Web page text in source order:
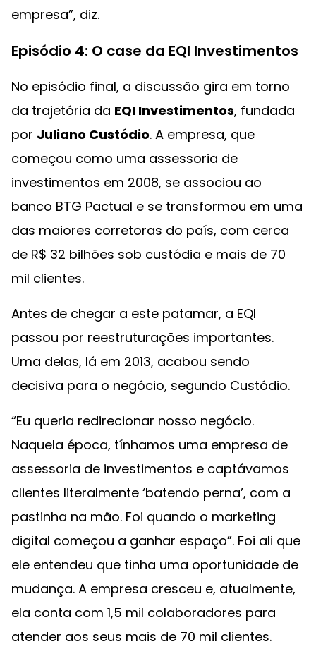
empresa”, diz.
Episódio 4: O case da EQI Investimentos
No episódio final, a discussão gira em torno
da trajetória da EQI Investimentos, fundada
por Juliano Custódio. A empresa, que
começou como uma assessoria de
investimentos em 2008, se associou ao
banco BTG Pactual e se transformou em uma
das maiores corretoras do país, com cerca
de R$ 32 bilhões sob custódia e mais de 70
mil clientes.
Antes de chegar a este patamar, a EQI
passou por reestruturações importantes.
Uma delas, lá em 2013, acabou sendo
decisiva para o negócio, segundo Custódio.
“Eu queria redirecionar nosso negócio.
Naquela época, tínhamos uma empresa de
assessoria de investimentos e captávamos
clientes literalmente ‘batendo perna’, com a
pastinha na mão. Foi quando o marketing
digital começou a ganhar espaço”. Foi ali que
ele entendeu que tinha uma oportunidade de
mudança. A empresa cresceu e, atualmente,
ela conta com 1,5 mil colaboradores para
atender aos seus mais de 70 mil clientes.